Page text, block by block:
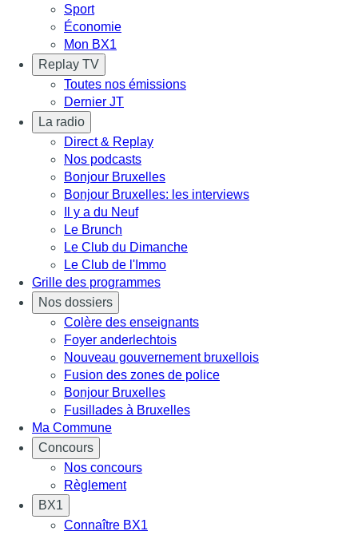
Sport
Économie
Mon BX1
Replay TV
Toutes nos émissions
Dernier JT
La radio
Direct & Replay
Nos podcasts
Bonjour Bruxelles
Bonjour Bruxelles: les interviews
Il y a du Neuf
Le Brunch
Le Club du Dimanche
Le Club de l'Immo
Grille des programmes
Nos dossiers
Colère des enseignants
Foyer anderlechtois
Nouveau gouvernement bruxellois
Fusion des zones de police
Bonjour Bruxelles
Fusillades à Bruxelles
Ma Commune
Concours
Nos concours
Règlement
BX1
Connaître BX1